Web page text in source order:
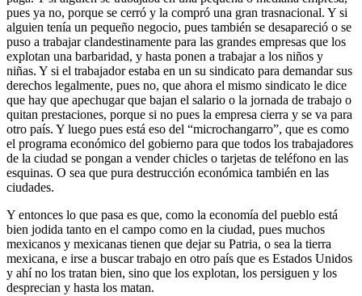
pues ya no, porque se cerró y la compró una gran trasnacional. Y si
alguien tenía un pequeño negocio, pues también se desapareció o se
puso a trabajar clandestinamente para las grandes empresas que los
explotan una barbaridad, y hasta ponen a trabajar a los niños y
niñas. Y si el trabajador estaba en un su sindicato para demandar sus
derechos legalmente, pues no, que ahora el mismo sindicato le dice
que hay que apechugar que bajan el salario o la jornada de trabajo o
quitan prestaciones, porque si no pues la empresa cierra y se va para
otro país. Y luego pues está eso del “microchangarro”, que es como
el programa económico del gobierno para que todos los trabajadores
de la ciudad se pongan a vender chicles o tarjetas de teléfono en las
esquinas. O sea que pura destrucción económica también en las
ciudades.
Y entonces lo que pasa es que, como la economía del pueblo está
bien jodida tanto en el campo como en la ciudad, pues muchos
mexicanos y mexicanas tienen que dejar su Patria, o sea la tierra
mexicana, e irse a buscar trabajo en otro país que es Estados Unidos
y ahí no los tratan bien, sino que los explotan, los persiguen y los
desprecian y hasta los matan.